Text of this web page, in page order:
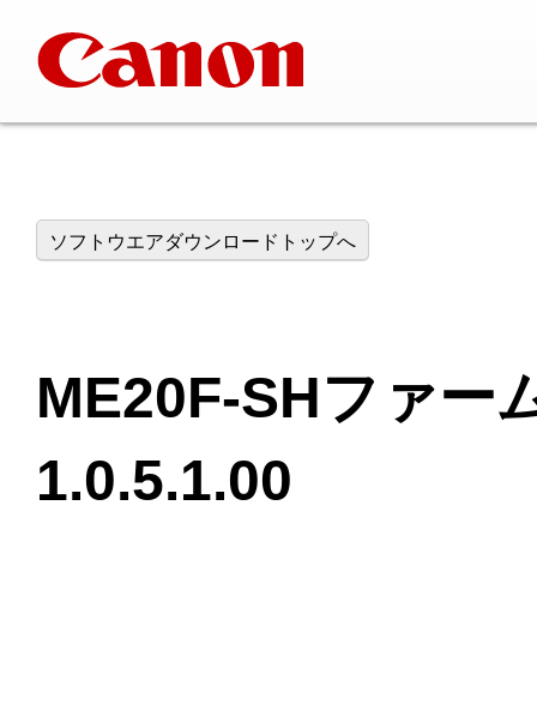
ソフトウエアダウンロードトップへ
ME20F-SHファー
1.0.5.1.00